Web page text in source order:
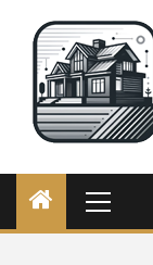
content
Menu